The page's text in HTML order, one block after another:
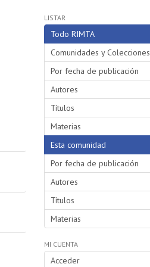
LISTAR
Todo RIMTA
Comunidades y Colecciones
Por fecha de publicación
Autores
Títulos
Materias
Esta comunidad
Por fecha de publicación
Autores
Títulos
Materias
MI CUENTA
Acceder